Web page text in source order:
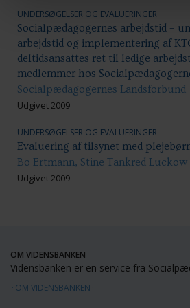
UNDERSØGELSER OG EVALUERINGER
Socialpædagogernes arbejdstid –
arbejdstid og implementering af
deltidsansattes ret til ledige
medlemmer hos
Socialpædagogernes Landsforbund
Udgivet 2009
UNDERSØGELSER OG EVALUERINGER
Evaluering af tilsynet med
Bo Ertmann, Stine Tankred Luckow
Udgivet 2009
OM VIDENSBANKEN
Vidensbanken er en service fra
OM VIDENSBANKEN